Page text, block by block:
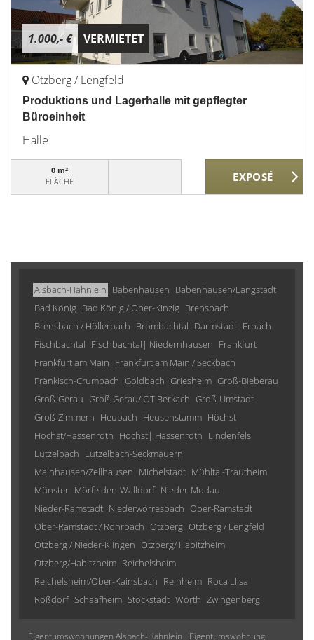
1.000,- € VERMIETET
Otzberg / Lengfeld
Produktions und Lagerhalle mit gepflegter
Büroeinheit
Halle
0 m²
FLÄCHE
Alsbach-Hähnlein Babenhausen Babenhausen/Langstadt
Bad König Bad König / Ober-Kinzig Brensbach
Brensbach / Höllerbach Brombachtal Darmstadt Erbach
Fischbachtal Fischbachtal| Niedernhausen Frankfurt
Frankfurt am Main Frankfurt am Main / Seckbach
Fränkisch-Crumbach Goldbach Griesheim Groß-Bieberau
Groß-Gerau Groß-Gerau/ OT Berkach Groß-Umstadt
Groß-Zimmern Heubach Heusenstamm Höchst
Höchst/Hassenroth Höchst| Hassenroth Lindenfels
Lützelbach Lützelbach-Seckmauern
Mainhausen/Zellhausen Michelstadt Mühltal-Trautheim
Münster Mörfelden-Walldorf Nieder-Modau
Nieder-Ramstadt Niederwörresbach Ober-Ramstadt
Ober-Ramstadt / Rohrbach Otzberg Otzberg / Lengfeld
Otzberg / Nieder-Klingen Otzberg/ Habitzheim
Otzberg/Habitzheim Reichelsheim
Reichelsheim/Ober-Kainsbach Reinheim Roca Llisa
Roßdorf Schaafheim Stockstadt Wörth Zwingenberg
Eigentumswohnungen Alsbach-Hähnlein Eigentumswohnung